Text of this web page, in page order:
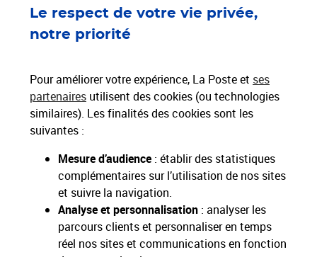
Le respect de votre vie privée,
notre priorité
Pour améliorer votre expérience, La Poste et ses
partenaires utilisent des cookies (ou technologies
similaires). Les finalités des cookies sont les
suivantes :
Mesure d’audience : établir des statistiques
complémentaires sur l’utilisation de nos sites
et suivre la navigation.
Analyse et personnalisation : analyser les
parcours clients et personnaliser en temps
réel nos sites et communications en fonction
Tarifs Lettre verte
Conditions Générales de Vente
Conditions contractuelles
Nos Engagements
Proche de vous
Localiser un bureau de poste
Paiements 100% sécurisés